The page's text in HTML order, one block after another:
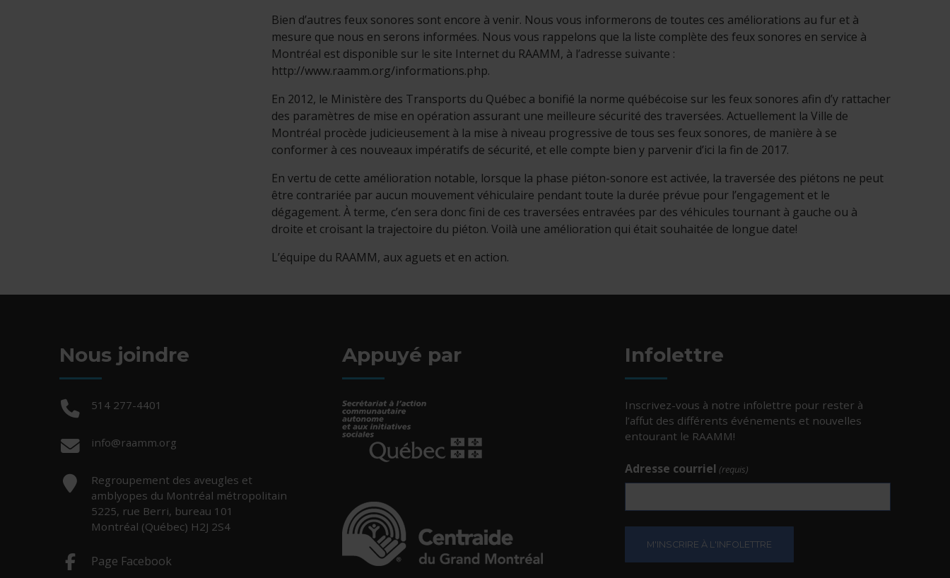
Bien d’autres feux sonores sont encore à venir. Nous vous informerons de toutes ces améliorations au fur et à
mesure que nous en serons informées. Nous vous rappelons que la liste complète des feux sonores en service à
Montréal est disponible sur le site Internet du RAAMM, à l’adresse suivante :
http://www.raamm.org/informations.php.
En 2012, le Ministère des Transports du Québec a bonifié la norme québécoise sur les feux sonores afin d’y rattacher
des paramètres de mise en opération assurant une meilleure sécurité des traversées. Actuellement la Ville de
Montréal procède judicieusement à la mise à niveau progressive de tous ses feux sonores, de manière à se
conformer à ces nouveaux impératifs de sécurité, et elle compte bien y parvenir d’ici la fin de 2017.
En vertu de cette amélioration notable, lorsque la phase piéton-sonore est activée, la traversée des piétons ne peut
être contrariée par aucun mouvement véhiculaire pendant toute la durée prévue pour l’engagement et le
dégagement. À terme, c’en sera donc fini de ces traversées entravées par des véhicules tournant à gauche ou à
droite et croisant la trajectoire du piéton. Voilà une amélioration qui était souhaitée de longue date!
L’équipe du RAAMM, aux aguets et en action.
Nous joindre
Téléphone :
514 277-4401
Courriel :
info@raamm.org
Adresse :
Regroupement des aveugles et
amblyopes du Montréal métropolitain
5225, rue Berri, bureau 101
Montréal (Québec) H2J 2S4
Page Facebook
Appuyé par
- Cet hyperlien s'ouvrira dans une nouvelle fenêtre.
Infolettre
Inscrivez-vous à notre infolettre pour rester à
l’affut des différents événements et nouvelles
entourant le RAAMM!
Adresse courriel (requis)